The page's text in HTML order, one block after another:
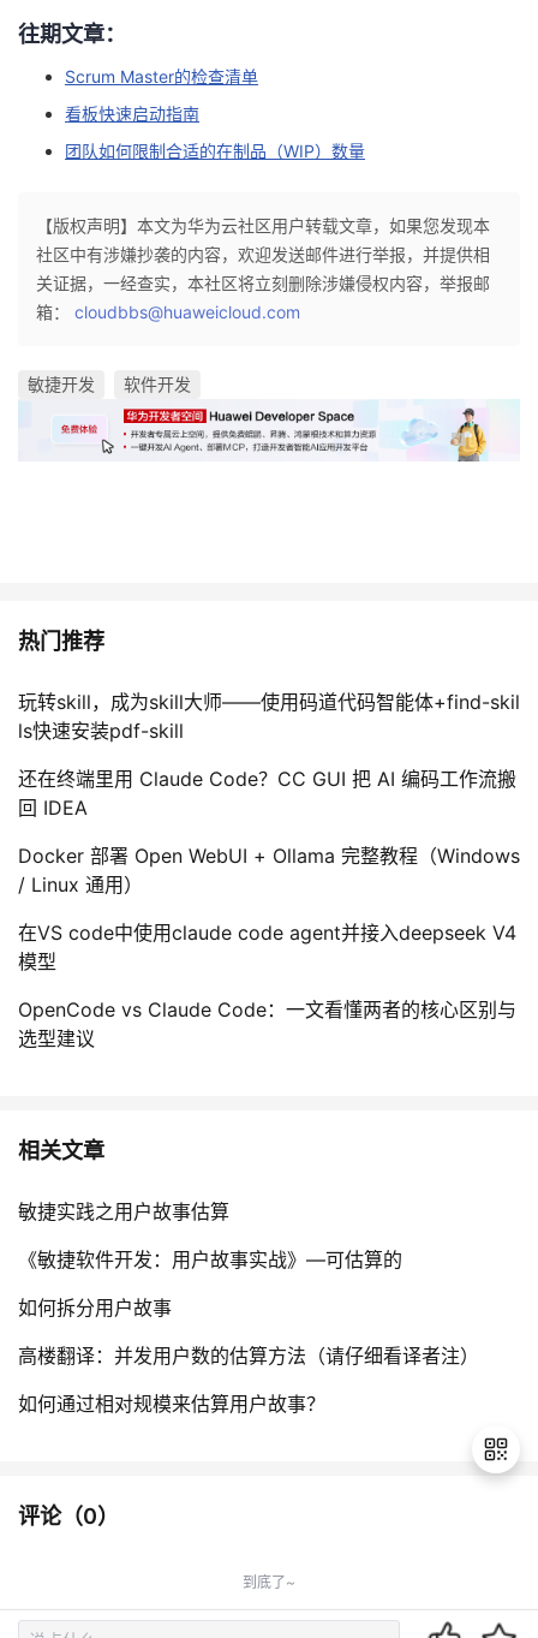
往期文章：
Scrum Master的检查清单
看板快速启动指南
团队如何限制合适的在制品（WIP）数量
【版权声明】本文为华为云社区用户转载文章，如果您发现本
社区中有涉嫌抄袭的内容，欢迎发送邮件进行举报，并提供相
关证据，一经查实，本社区将立刻删除涉嫌侵权内容，举报邮
箱： cloudbbs@huaweicloud.com
敏捷开发 软件开发
热门推荐
玩转skill，成为skill大师——使用码道代码智能体+find-skil
ls快速安装pdf-skill
还在终端里用 Claude Code？CC GUI 把 AI 编码工作流搬
回 IDEA
Docker 部署 Open WebUI + Ollama 完整教程（Windows
/ Linux 通用）
在VS code中使用claude code agent并接入deepseek V4
模型
OpenCode vs Claude Code：一文看懂两者的核心区别与
选型建议
相关文章
敏捷实践之用户故事估算
《敏捷软件开发：用户故事实战》—可估算的
如何拆分用户故事
高楼翻译：并发用户数的估算方法（请仔细看译者注）
如何通过相对规模来估算用户故事？
评论（0）
到底了~